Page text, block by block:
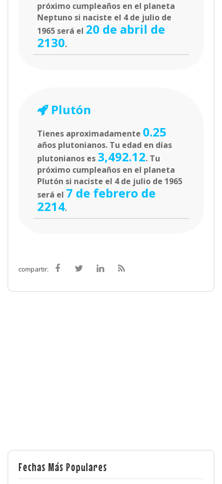
próximo cumpleaños en el planeta
Neptuno si naciste el 4 de julio de
1965 será el 20 de abril de
2130.
Plutón
Tienes aproximadamente 0.25
años plutonianos. Tu edad en días
plutonianos es 3,492.12. Tu
próximo cumpleaños en el planeta
Plutón si naciste el 4 de julio de 1965
será el 7 de febrero de
2214.
compartir:
Fechas Más Populares